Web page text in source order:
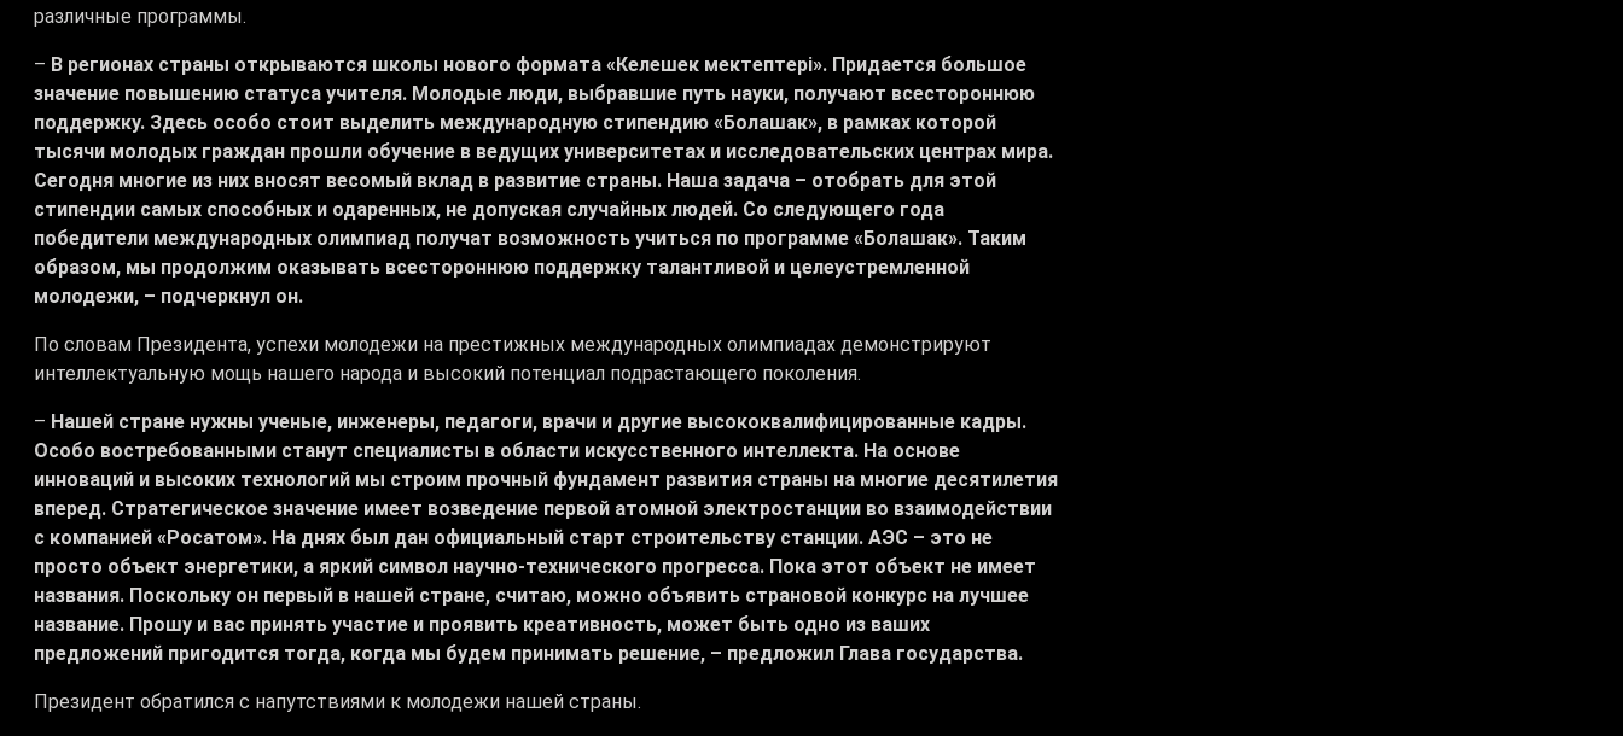
различные программы.
– В регионах страны открываются школы нового формата «Келешек мектептері». Придается большое
значение повышению статуса учителя. Молодые люди, выбравшие путь науки, получают всестороннюю
поддержку. Здесь особо стоит выделить международную стипендию «Болашак», в рамках которой
тысячи молодых граждан прошли обучение в ведущих университетах и исследовательских центрах мира.
Сегодня многие из них вносят весомый вклад в развитие страны. Наша задача – отобрать для этой
стипендии самых способных и одаренных, не допуская случайных людей. Со следующего года
победители международных олимпиад получат возможность учиться по программе «Болашак». Таким
образом, мы продолжим оказывать всестороннюю поддержку талантливой и целеустремленной
молодежи, – подчеркнул он.
По словам Президента, успехи молодежи на престижных международных олимпиадах демонстрируют
интеллектуальную мощь нашего народа и высокий потенциал подрастающего поколения.
– Нашей стране нужны ученые, инженеры, педагоги, врачи и другие высококвалифицированные кадры.
Особо востребованными станут специалисты в области искусственного интеллекта. На основе
инноваций и высоких технологий мы строим прочный фундамент развития страны на многие десятилетия
вперед. Стратегическое значение имеет возведение первой атомной электростанции во взаимодействии
с компанией «Росатом». На днях был дан официальный старт строительству станции. АЭС – это не
просто объект энергетики, а яркий символ научно-технического прогресса. Пока этот объект не имеет
названия. Поскольку он первый в нашей стране, считаю, можно объявить страновой конкурс на лучшее
название. Прошу и вас принять участие и проявить креативность, может быть одно из ваших
предложений пригодится тогда, когда мы будем принимать решение, – предложил Глава государства.
Президент обратился с напутствиями к молодежи нашей страны.